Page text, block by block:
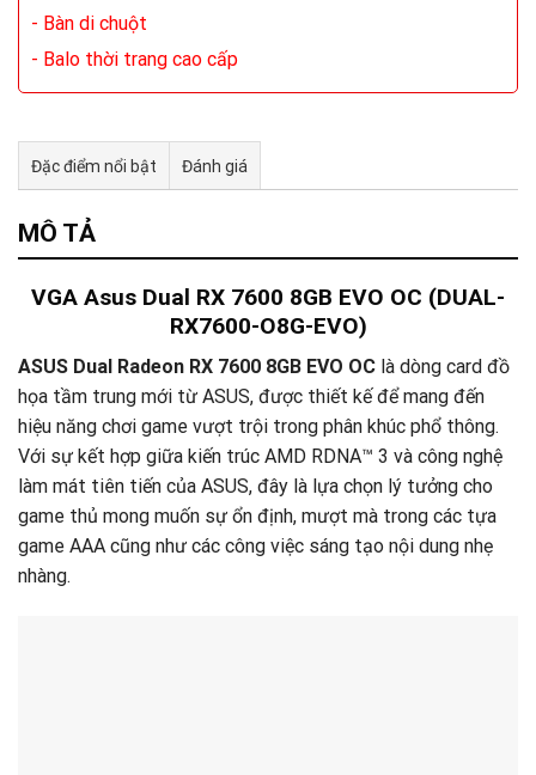
- Bàn di chuột
- Balo thời trang cao cấp
Đặc điểm nổi bật Đánh giá
Tư vấn & bán hàng qua Facebook
MÔ TẢ
VGA Asus Dual RX 7600 8GB EVO OC (DUAL-
RX7600-O8G-EVO)
ASUS Dual Radeon RX 7600 8GB EVO OC là dòng card đồ
họa tầm trung mới từ ASUS, được thiết kế để mang đến
hiệu năng chơi game vượt trội trong phân khúc phổ thông.
Với sự kết hợp giữa kiến trúc AMD RDNA™ 3 và công nghệ
làm mát tiên tiến của ASUS, đây là lựa chọn lý tưởng cho
game thủ mong muốn sự ổn định, mượt mà trong các tựa
game AAA cũng như các công việc sáng tạo nội dung nhẹ
nhàng.